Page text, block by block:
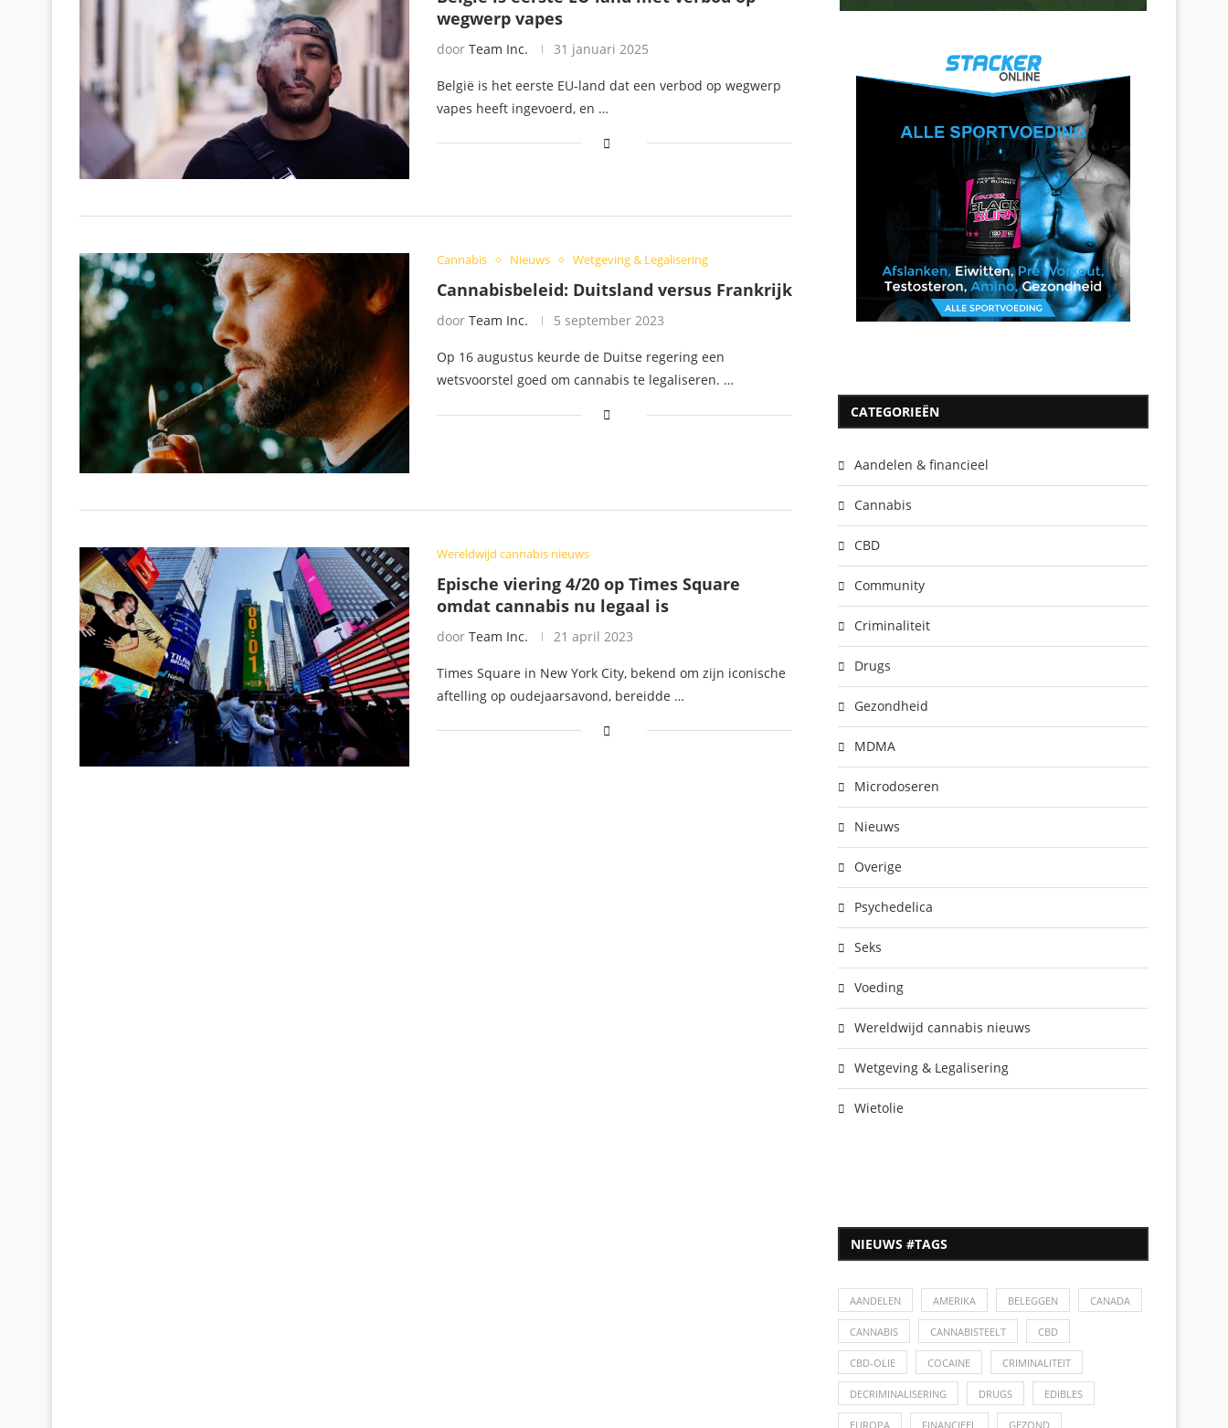
wegwerp vapes
door Team Inc. 31 januari 2025
België is het eerste EU-land dat een verbod op wegwerp
vapes heeft ingevoerd, en …
Cannabis Nieuws Wetgeving & Legalisering
Cannabisbeleid: Duitsland versus Frankrijk
door Team Inc. 5 september 2023
Op 16 augustus keurde de Duitse regering een
wetsvoorstel goed om cannabis te legaliseren. …
Wereldwijd cannabis nieuws
Epische viering 4/20 op Times Square
omdat cannabis nu legaal is
door Team Inc. 21 april 2023
Times Square in New York City, bekend om zijn iconische
aftelling op oudejaarsavond, bereidde …
CATEGORIEËN
Aandelen & financieel
Cannabis
CBD
Community
Criminaliteit
Drugs
Gezondheid
MDMA
Microdoseren
Nieuws
Overige
Psychedelica
Seks
Voeding
Wereldwijd cannabis nieuws
Wetgeving & Legalisering
Wietolie
NIEUWS #TAGS
AANDELEN AMERIKA BELEGGEN CANADA
CANNABIS CANNABISTEELT CBD
CBD-OLIE COCAINE CRIMINALITEIT
DECRIMINALISERING DRUGS EDIBLES
EUROPA FINANCIEEL GEZOND